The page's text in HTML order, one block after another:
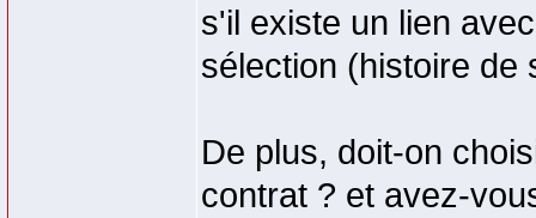
s'il existe un lien
sélection (histoire de
De plus, doit-on
contrat ? et avez-